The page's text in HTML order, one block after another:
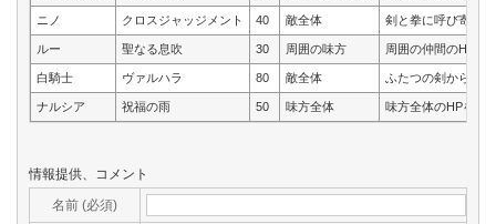
ニノ クロスジャッジメント 40 敵全体 剣と拳に呼び寄せ
ルー 聖なる息吹 30 周囲の味方 周囲の仲間のHPが
白騎士 ヴァルハラ 80 敵全体 ふたつの剣から放
ナルシア 祝福の雨 50 味方全体 味方全体のHPを回
情報提供、コメント
名前 (必須)